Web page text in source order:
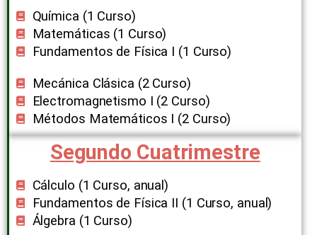
Química (1 Curso​)
Matemáticas (1 Curso)
Fundamentos de Física I (1 Curso​)
Mecánica Clásica (2 Curso​)
Electromagnetismo I (2 Curso)
Métodos Matemáticos I (2 Curso​)
Segundo Cuatrimestre
Cálculo (1 Curso, ​anual)
Fundamentos de Física II (1 Curso, anual​)
Álgebra (1 Curso)